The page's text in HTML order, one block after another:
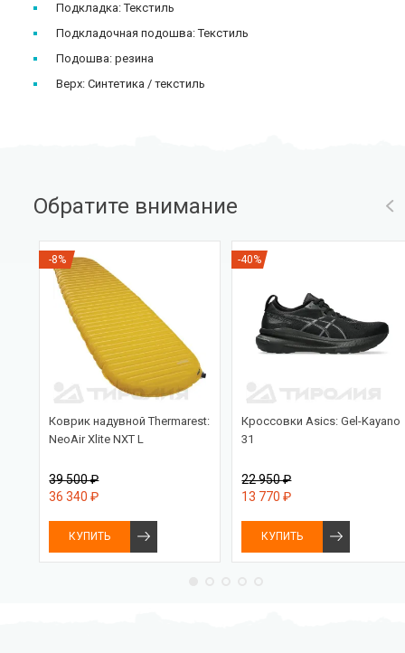
Подкладка: Текстиль
Подкладочная подошва: Текстиль
Подошва: резина
Верх: Синтетика / текстиль
Обратите внимание
-8%
Коврик надувной Thermarest:
NeoAir Xlite NXT L
39 500 ₽
36 340 ₽
КУПИТЬ
-40%
Кроссовки Asics: Gel-Kayano
31
22 950 ₽
13 770 ₽
КУПИТЬ